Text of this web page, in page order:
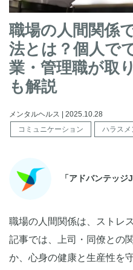
職場の人間関係
法とは？個人で
業・管理職が取
も解説
メンタルヘルス | 2025.10.28
コミュニケーション
ハラスメ
「アドバンテッ
職場の人間関係は、ストレ
記事では、上司・同僚との
か、心身の健康と生産性を